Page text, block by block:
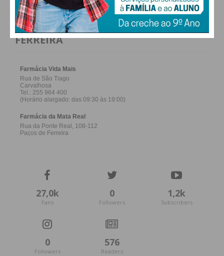
FARMACIAS DE SERVIÇO EM PAÇOS DE
FERREIRA
27,0k
Fans
0
Followers
1,2k
Subscribers
0
Followers
576
Readers